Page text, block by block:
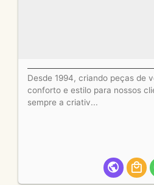
Desde 1994, criando peças de
conforto e estilo para nossos
sempre a criativ...